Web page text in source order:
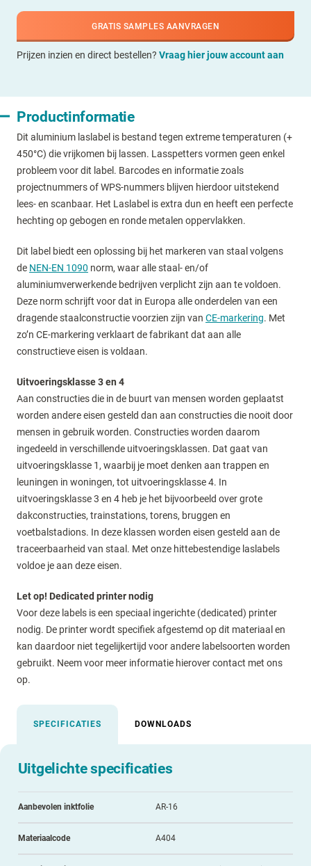
GRATIS SAMPLES AANVRAGEN
Prijzen inzien en direct bestellen? Vraag hier jouw account aan
Productinformatie
Dit aluminium laslabel is bestand tegen extreme temperaturen (+
450°C) die vrijkomen bij lassen. Lasspetters vormen geen enkel
probleem voor dit label. Barcodes en informatie zoals
projectnummers of WPS-nummers blijven hierdoor uitstekend
lees- en scanbaar. Het Laslabel is extra dun en heeft een perfecte
hechting op gebogen en ronde metalen oppervlakken.
Dit label biedt een oplossing bij het markeren van staal volgens
de NEN-EN 1090 norm, waar alle staal- en/of
aluminiumverwerkende bedrijven verplicht zijn aan te voldoen.
Deze norm schrijft voor dat in Europa alle onderdelen van een
dragende staalconstructie voorzien zijn van CE-markering. Met
zo’n CE-markering verklaart de fabrikant dat aan alle
constructieve eisen is voldaan.
Uitvoeringsklasse 3 en 4
Aan constructies die in de buurt van mensen worden geplaatst
worden andere eisen gesteld dan aan constructies die nooit door
mensen in gebruik worden. Constructies worden daarom
ingedeeld in verschillende uitvoeringsklassen. Dat gaat van
uitvoeringsklasse 1, waarbij je moet denken aan trappen en
leuningen in woningen, tot uitvoeringsklasse 4. In
uitvoeringsklasse 3 en 4 heb je het bijvoorbeeld over grote
dakconstructies, trainstations, torens, bruggen en
voetbalstadions. In deze klassen worden eisen gesteld aan de
traceerbaarheid van staal. Met onze hittebestendige laslabels
voldoe je aan deze eisen.
Let op! Dedicated printer nodig
Voor deze labels is een speciaal ingerichte (dedicated) printer
nodig. De printer wordt specifiek afgestemd op dit materiaal en
kan daardoor niet tegelijkertijd voor andere labelsoorten worden
gebruikt. Neem voor meer informatie hierover contact met ons
op.
SPECIFICATIES DOWNLOADS
Uitgelichte specificaties
Aanbevolen inktfolie AR-16
Materiaalcode A404